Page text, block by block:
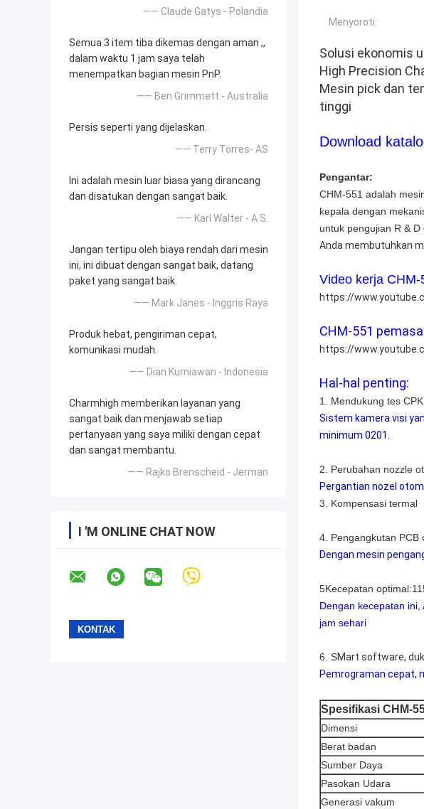
—— Claude Gatys - Polandia
Semua 3 item tiba dikemas dengan aman ,,
dalam waktu 1 jam saya telah
menempatkan bagian mesin PnP.
—— Ben Grimmett - Australia
Persis seperti yang dijelaskan.
—— Terry Torres- AS
Ini adalah mesin luar biasa yang dirancang
dan disatukan dengan sangat baik.
—— Karl Walter - A.S.
Jangan tertipu oleh biaya rendah dari mesin
ini, ini dibuat dengan sangat baik, datang
paket yang sangat baik.
—— Mark Janes - Inggris Raya
Produk hebat, pengiriman cepat,
komunikasi mudah.
—— Dian Kurniawan - Indonesia
Charmhigh memberikan layanan yang
sangat baik dan menjawab setiap
pertanyaan yang saya miliki dengan cepat
dan sangat membantu.
—— Rajko Brenscheid - Jerman
I 'M ONLINE CHAT NOW
Menyoroti:
Solusi ekonomis
High Precision
Mesin pick dan
tinggi
Download
Pengantar:
CHM-551 adalah
kepala dengan
untuk pengujian R &
Anda membutuhkan
Video kerja
https://
CHM-551
https://
Hal-hal penting:
1. Mendukung tes
Sistem kamera visi
minimum 0201.
2. Perubahan nozzle
Pergantian nozel
3. Kompensasi termal
4. Pengangkutan PCB
Dengan mesin
5Kecepatan
Dengan kecepatan
jam sehari
6. SMart software,
Pemrograman cepat,
Spesifikasi CHM-
Dimensi
Berat badan
Sumber Daya
Pasokan Udara
Generasi vakum